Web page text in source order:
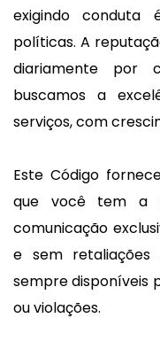
exigindo conduta
políticas. A
diariamente por
buscamos a
serviços, com
Este Código
que você tem a
comunicação
e sem retaliações
sempre disponíveis
ou violações.